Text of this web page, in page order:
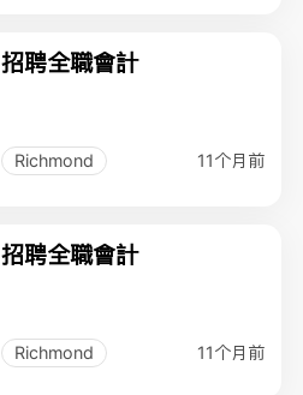
招聘全職會計
Richmond 11个月前
招聘全職會計
Richmond 11个月前